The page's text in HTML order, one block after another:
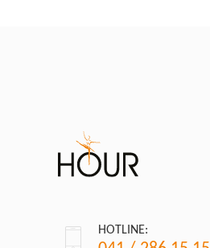
HOTLINE: